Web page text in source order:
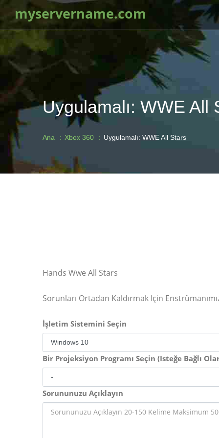
myservername.com
Uygulamalı: WWE All
Ana Xbox 360 Uygulamalı: WWE All Stars
Hands Wwe All Stars
Sorunları Ortadan Kaldırmak Için
İşletim Sistemini Seçin
Bir Projeksiyon Programı Seçin (Isteğe Bağlı
Sorununuzu Açıklayın